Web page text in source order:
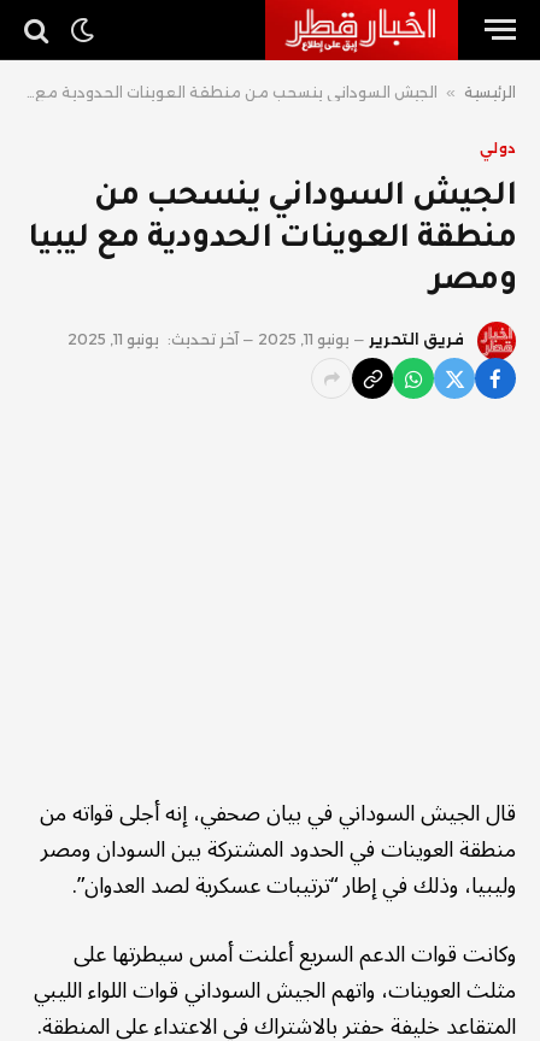
الرئيسية » الجيش السوداني ينسحب من منطقة العوينات الحدودية مع ليبيا ومصر
دولي
الجيش السوداني ينسحب من
منطقة العوينات الحدودية مع ليبيا
ومصر
فريق التحرير يونيو 11, 2025 آخر تحديث: يونيو 11, 2025
قال الجيش السوداني في بيان صحفي، إنه أجلى قواته من
منطقة العوينات في الحدود المشتركة بين السودان ومصر
وليبيا، وذلك في إطار “ترتيبات عسكرية لصد العدوان”.
وكانت قوات الدعم السريع أعلنت أمس سيطرتها على
مثلث العوينات، واتهم الجيش السوداني قوات اللواء الليبي
المتقاعد خليفة حفتر بالاشتراك في الاعتداء على المنطقة.